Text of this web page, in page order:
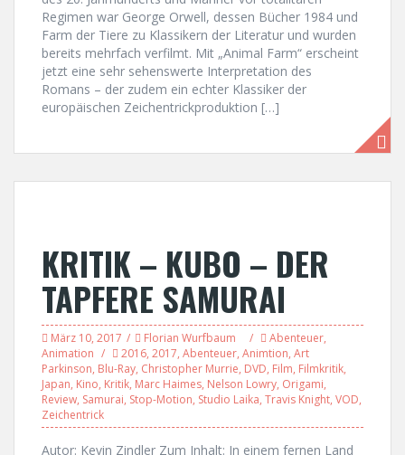
Regimen war George Orwell, dessen Bücher 1984 und
Farm der Tiere zu Klassikern der Literatur und wurden
bereits mehrfach verfilmt. Mit „Animal Farm“ erscheint
jetzt eine sehr sehenswerte Interpretation des
Romans – der zudem ein echter Klassiker der
europäischen Zeichentrickproduktion […]
KRITIK – KUBO – DER
TAPFERE SAMURAI
März 10, 2017 Florian Wurfbaum Abenteuer,
Animation
2016, 2017, Abenteuer, Animtion, Art
Parkinson, Blu-Ray, Christopher Murrie, DVD, Film, Filmkritik,
Japan, Kino, Kritik, Marc Haimes, Nelson Lowry, Origami,
Review, Samurai, Stop-Motion, Studio Laika, Travis Knight, VOD,
Zeichentrick
Autor: Kevin Zindler Zum Inhalt: In einem fernen Land